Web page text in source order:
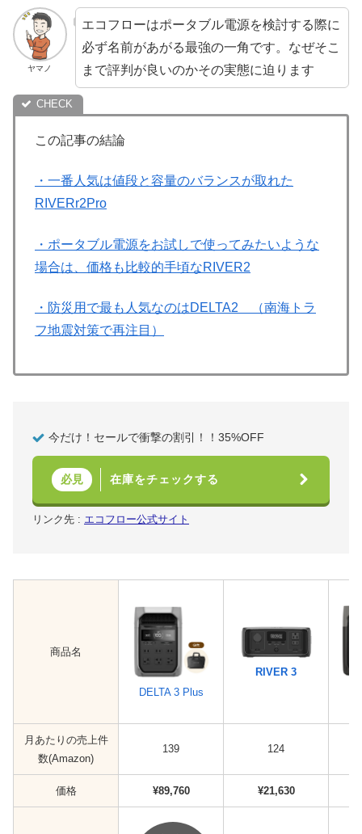
ヤマノ
エコフローはポータブル電源を検討する際に
必ず名前があがる最強の一角です。なぜそこ
まで評判が良いのかその実態に迫ります
この記事の結論
・一番人気は値段と容量のバランスが取れた
RIVERr2Pro
・ポータブル電源をお試しで使ってみたいような
場合は、価格も比較的手頃なRIVER2
・防災用で最も人気なのはDELTA2 （南海トラ
フ地震対策で再注目）
今だけ！セールで衝撃の割引！！35%OFF
必見 在庫をチェックする
リンク先 : エコフロー公式サイト
商品名
DELTA 3 Plus
RIVER 3
月あたりの売上件
数(Amazon)
139 124
価格 ¥89,760 ¥21,630